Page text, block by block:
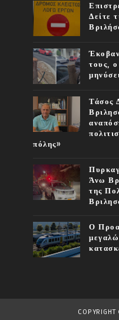
Δείτε
τους,
Τάσος
πόλης»
Άνω
της
Ο
COPYRIGHT